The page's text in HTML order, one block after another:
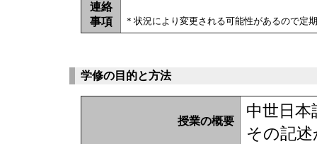
連絡
事項
* 状況により変更される可能性があるので定
学修の目的と方法
授業の概要
中世日
その記